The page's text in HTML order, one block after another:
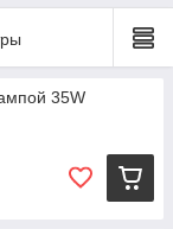
рекламных
и других
световой
35W